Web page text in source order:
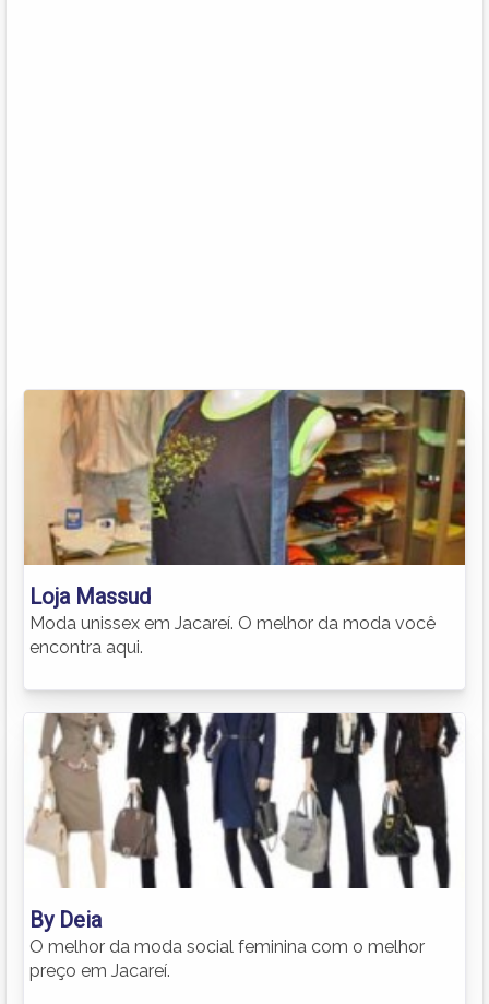
Loja Massud
Moda unissex em Jacareí. O melhor da moda você
encontra aqui.
By Deia
O melhor da moda social feminina com o melhor
preço em Jacareí.